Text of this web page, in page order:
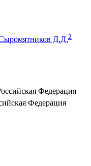
Д.Д.2
Федерация
Федерация